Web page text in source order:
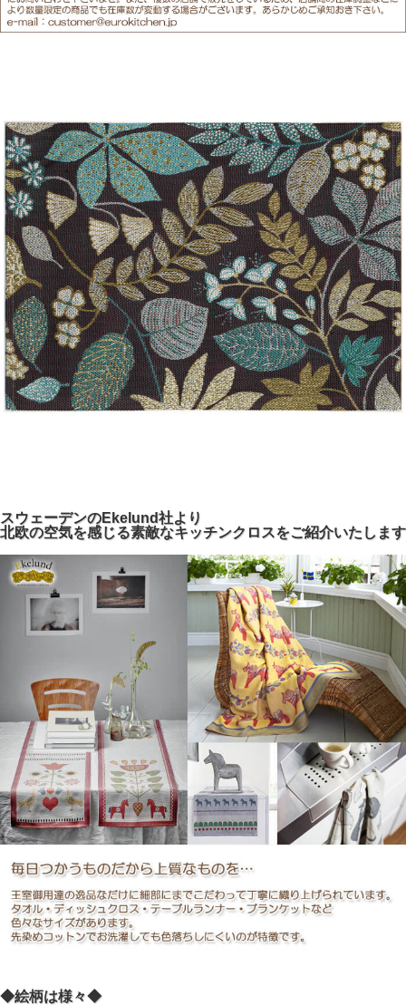
スウェーデンのEkelund社より
北欧の空気を感じる素敵なキッチンクロスをご紹介いたします
◆絵柄は様々◆